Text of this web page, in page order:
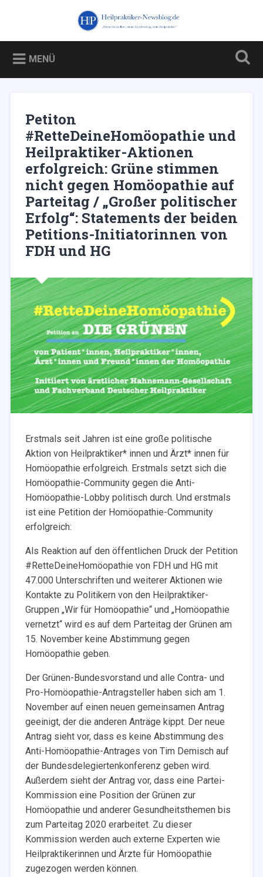
Heilpraktiker-Newsblog.de
Blog über und für Heilpraktiker – und über die Kampagne
gegen sie
MENÜ
Petiton
#RetteDeineHomöopathie und
Heilpraktiker-Aktionen
erfolgreich: Grüne stimmen
nicht gegen Homöopathie auf
Parteitag / „Großer politischer
Erfolg“: Statements der beiden
Petitions-Initiatorinnen von
FDH und HG
Erstmals seit Jahren ist eine große politische
Aktion von Heilpraktiker* innen und Ärzt* innen für
Homöopathie erfolgreich. Erstmals setzt sich die
Homöopathie-Community gegen die Anti-
Homöopathie-Lobby politisch durch. Und erstmals
ist eine Petition der Homöopathie-Community
erfolgreich:
Als Reaktion auf den öffentlichen Druck der Petition
#RetteDeineHomöopathie von FDH und HG mit
47.000 Unterschriften und weiterer Aktionen wie
Kontakte zu Politikern von den Heilpraktiker-
Gruppen „Wir für Homöopathie“ und „Homöopathie
vernetzt“ wird es auf dem Parteitag der Grünen am
15. November keine Abstimmung gegen
Homöopathie geben.
Der Grünen-Bundesvorstand und alle Contra- und
Pro-Homöopathie-Antragsteller haben sich am 1.
November auf einen neuen gemeinsamen Antrag
geeinigt, der die anderen Anträge kippt. Der neue
Antrag sieht vor, dass es keine Abstimmung des
Anti-Homöopathie-Antrages von Tim Demisch auf
der Bundesdelegiertenkonferenz geben wird.
Außerdem sieht der Antrag vor, dass eine Partei-
Kommission eine Position der Grünen zur
Homöopathie und anderer Gesundheitsthemen bis
zum Parteitag 2020 erarbeitet. Zu dieser
Kommission werden auch externe Experten wie
Heilpraktikerinnen und Ärzte für Homöopathie
zugezogen werden können.